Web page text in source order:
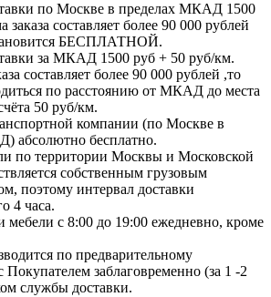
по Москве в пределах МКАД 1500
заказа составляет более 90 000 рублей
БЕСПЛАТНОЙ.
за МКАД 1500 руб + 50 руб/км.
составляет более 90 000 рублей ,то
по расстоянию от МКАД до места
50 руб/км.
компании (по Москве в
абсолютно бесплатно.
по территории Москвы и Московской
собственным грузовым
поэтому интервал доставки
4 часа.
мебели с 8:00 до 19:00 ежедневно, кроме
по предварительному
Покупателем заблаговременно (за 1 -2
службы доставки.